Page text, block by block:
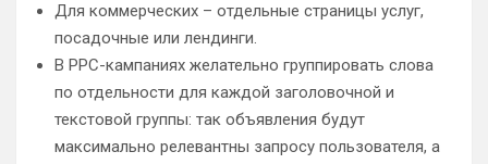
Для коммерческих – отдельные страницы услуг,
посадочные или лендинги.
В PPC-кампаниях желательно группировать слова
по отдельности для каждой заголовочной и
текстовой группы: так объявления будут
максимально релевантны запросу пользователя, а